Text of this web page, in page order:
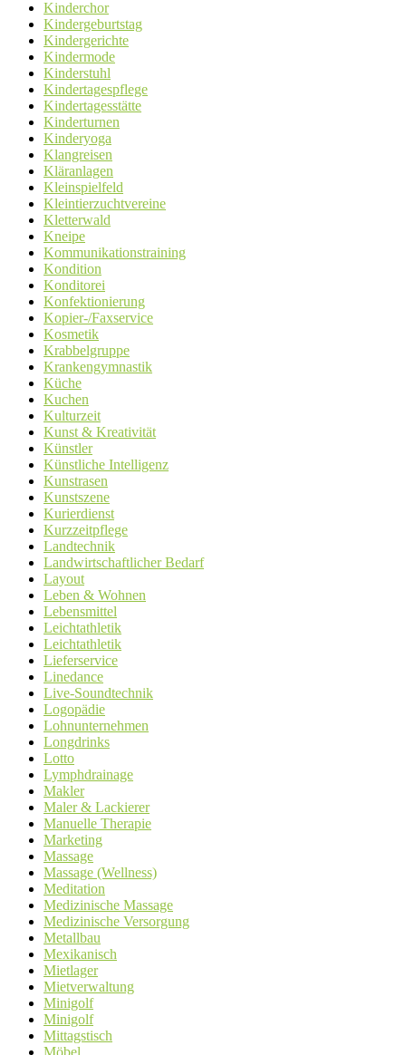
Kinderchor
Kindergeburtstag
Kindergerichte
Kindermode
Kinderstuhl
Kindertagespflege
Kindertagesstätte
Kinderturnen
Kinderyoga
Klangreisen
Kläranlagen
Kleinspielfeld
Kleintierzuchtvereine
Kletterwald
Kneipe
Kommunikationstraining
Kondition
Konditorei
Konfektionierung
Kopier-/Faxservice
Kosmetik
Krabbelgruppe
Krankengymnastik
Küche
Kuchen
Kulturzeit
Kunst & Kreativität
Künstler
Künstliche Intelligenz
Kunstrasen
Kunstszene
Kurierdienst
Kurzzeitpflege
Landtechnik
Landwirtschaftlicher Bedarf
Layout
Leben & Wohnen
Lebensmittel
Leichtathletik
Leichtathletik
Lieferservice
Linedance
Live-Soundtechnik
Logopädie
Lohnunternehmen
Longdrinks
Lotto
Lymphdrainage
Makler
Maler & Lackierer
Manuelle Therapie
Marketing
Massage
Massage (Wellness)
Meditation
Medizinische Massage
Medizinische Versorgung
Metallbau
Mexikanisch
Mietlager
Mietverwaltung
Minigolf
Minigolf
Mittagstisch
Möbel